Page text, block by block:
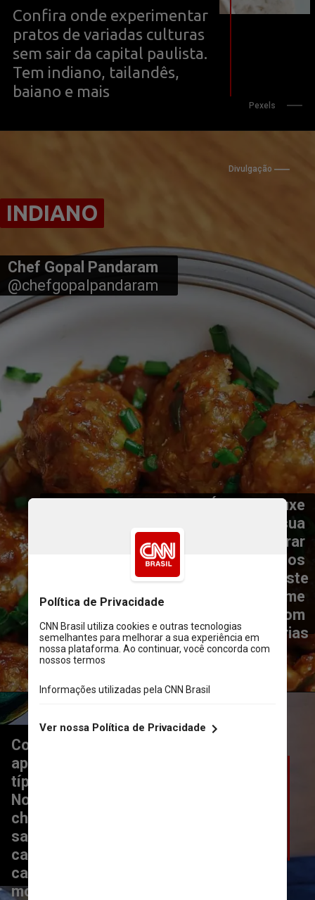
Confira onde experimentar
pratos de variadas culturas
sem sair da capital paulista.
Tem indiano, tailandês,
baiano e mais
Pexels
O chef veio do sul da Índia e trouxe
para o Brasil pratos típicos de sua
região. Na capital, é difícil encontrar
restaurantes que prezam pelos
verdadeiros sabores indianos. Aposte
no butter chicken que, como o nome
já diz, é um frango amanteigado com
creme de leite e especiarias
Divulgação
INDIANO
INDIANO
Chef Gopal Pandaram
@chefgopalpandaram
Comandado por Catia Fahel, a chef
aposta em pratos congelados
típicos de sua terra natal, Salvador.
No cardápio, opções fartas
chamam a atenção e trazem o
sabor da Bahia diretamente para a
capital. Uma boa pedida são os
caldinhos de camarão e sururu ou a
moqueca